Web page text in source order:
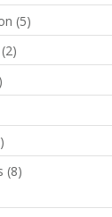
(5)
(2)
(8)